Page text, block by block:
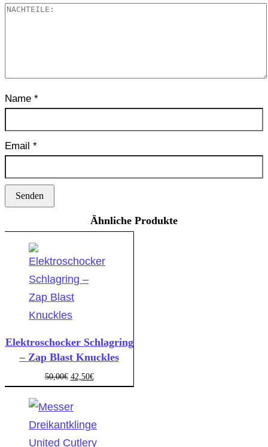
Name *
Email *
Ähnliche Produkte
Elektroschocker Schlagring
– Zap Blast Knuckles
50,00€ 42,50€